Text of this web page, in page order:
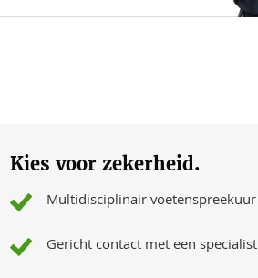
Kies voor zekerheid.
Multidisciplinair voetenspreekuur
Gericht contact met een specialist